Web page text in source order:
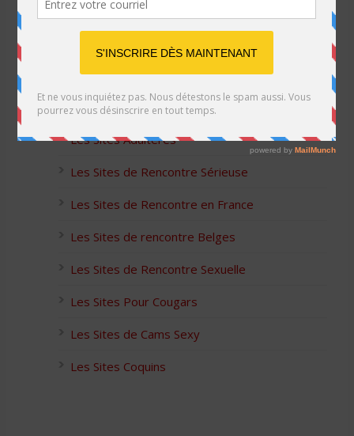
Listes des Sites de Rencontre
Les Sites Libertins
Les Apps pour les Couples Échangistes
Les Sites Adultères
Les Sites de Rencontre Sérieuse
Les Sites de Rencontre en France
Les Sites de rencontre Belges
Les Sites de Rencontre Sexuelle
Les Sites Pour Cougars
Les Sites de Cams Sexy
Les Sites Coquins